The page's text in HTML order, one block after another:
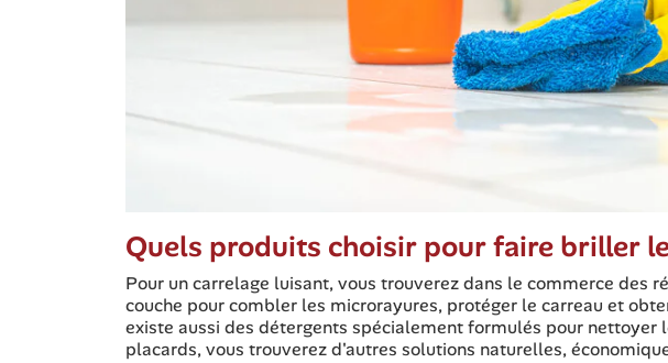
Quels produits choisir pour faire briller
Pour un carrelage luisant, vous trouverez dans le commerce des
couche pour combler les microrayures, protéger le carreau et
existe aussi des détergents spécialement formulés pour nettoyer
placards, vous trouverez d'autres solutions naturelles,